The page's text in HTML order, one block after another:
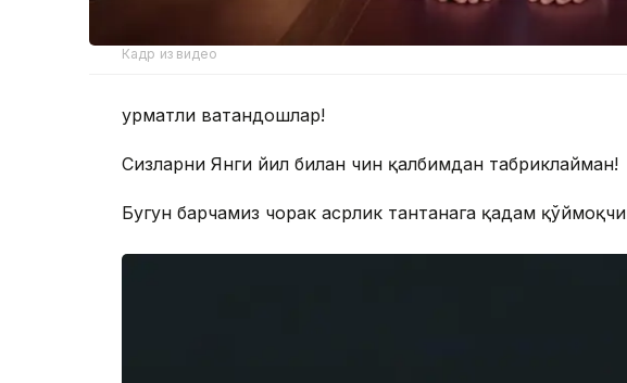
Кадр из видео
Ҳурматли ватандошлар!
Сизларни Янги йил билан чин қалбимдан табриклайман!
Бугун барчамиз чорак асрлик тантанага қадам